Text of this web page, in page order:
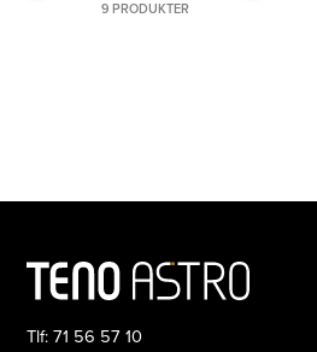
9 PRODUKTER
Tlf: 71 56 57 10